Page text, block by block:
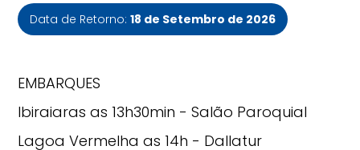
Data de Retorno:18 de Setembro de 2026
EMBARQUES
Ibiraiaras as 13h30min - Salão Paroquial
Lagoa Vermelha as 14h - Dallatur